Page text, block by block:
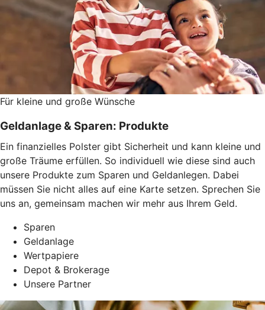
Für kleine und große Wünsche
Geldanlage & Sparen: Produkte
Ein finanzielles Polster gibt Sicherheit und kann kleine und
große Träume erfüllen. So individuell wie diese sind auch
unsere Produkte zum Sparen und Geldanlegen. Dabei
müssen Sie nicht alles auf eine Karte setzen. Sprechen Sie
uns an, gemeinsam machen wir mehr aus Ihrem Geld.
Sparen
Geldanlage
Wertpapiere
Depot & Brokerage
Unsere Partner